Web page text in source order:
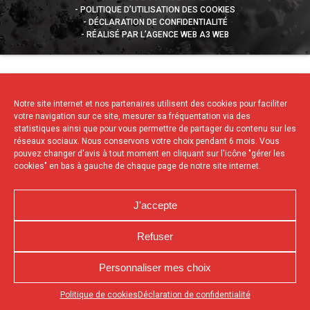
Notre site internet et nos partenaires utilisent des cookies pour faciliter
votre navigation sur ce site, mesurer sa fréquentation via des
statistiques ainsi que pour vous permettre de partager du contenu sur les
réseaux sociaux. Nous conservons votre choix pendant 6 mois. Vous
pouvez changer d'avis à tout moment en cliquant sur l'icône "gérer les
cookies" en bas à gauche de chaque page de notre site internet.
J'accepte
Refuser
Personnaliser mes choix
Politique de cookies Déclaration de confidentialité
Appuyez sur le bouton partager en bas de votre
POLITIQUE D’UTILISATION DES COOKIES
DÉCLARATION DE CONFIDENTIALITÉ
RÉALISÉ PAR L’AGENCE WEB A3 WEB